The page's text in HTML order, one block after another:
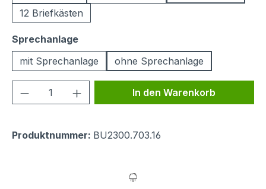
12 Briefkästen
Sprechanlageauswählen
mit Sprechanlage
ohne Sprechanlage
Produkt Anzahl: Gib denIn den Warenkorb
Produktnummer: BU2300.703.16